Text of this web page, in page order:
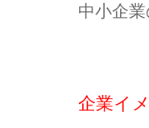
中小企
企業イ